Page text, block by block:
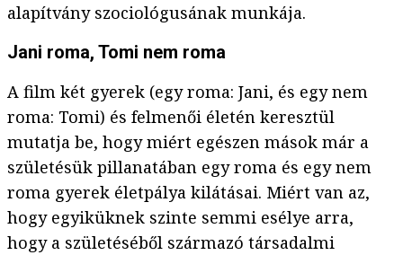
alapítvány szociológusának munkája.
Jani roma, Tomi nem roma
A film két gyerek (egy roma: Jani, és egy nem
roma: Tomi) és felmenői életén keresztül
mutatja be, hogy miért egészen mások már a
születésük pillanatában egy roma és egy nem
roma gyerek életpálya kilátásai. Miért van az,
hogy egyiküknek szinte semmi esélye arra,
hogy a születéséből származó társadalmi